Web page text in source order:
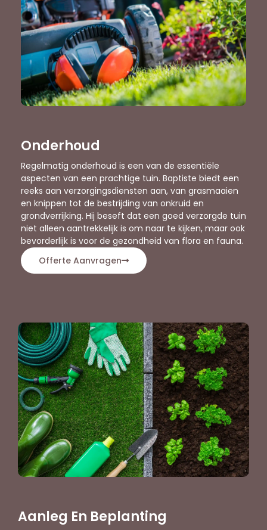
Onderhoud
Regelmatig onderhoud is een van de essentiële
aspecten van een prachtige tuin. Baptiste biedt een
reeks aan verzorgingsdiensten aan, van grasmaaien
en knippen tot de bestrijding van onkruid en
grondverrijking. Hij beseft dat een goed verzorgde tuin
niet alleen aantrekkelijk is om naar te kijken, maar ook
bevorderlijk is voor de gezondheid van flora en fauna.
Offerte Aanvragen
Aanleg En Beplanting